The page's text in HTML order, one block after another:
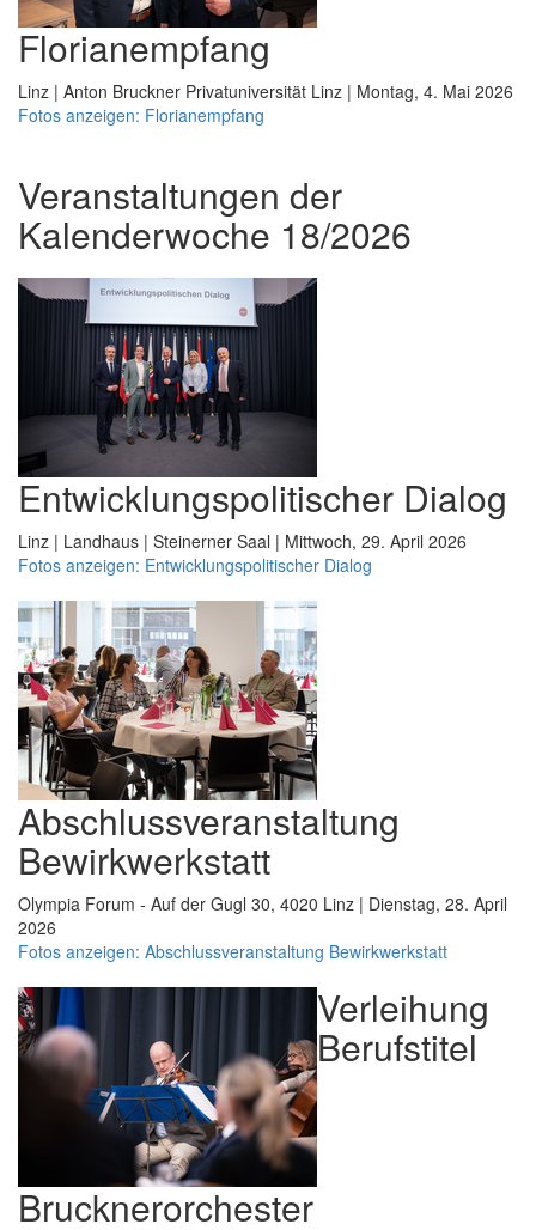
Florianempfang
Linz | Anton Bruckner Privatuniversität Linz | Montag, 4. Mai 2026
Fotos anzeigen: Florianempfang
Veranstaltungen der
Kalenderwoche 18/2026
Entwicklungspolitischer Dialog
Linz | Landhaus | Steinerner Saal | Mittwoch, 29. April 2026
Fotos anzeigen: Entwicklungspolitischer Dialog
Abschlussveranstaltung
Bewirkwerkstatt
Olympia Forum - Auf der Gugl 30, 4020 Linz | Dienstag, 28. April
2026
Fotos anzeigen: Abschlussveranstaltung Bewirkwerkstatt
Verleihung
Berufstitel
Brucknerorchester